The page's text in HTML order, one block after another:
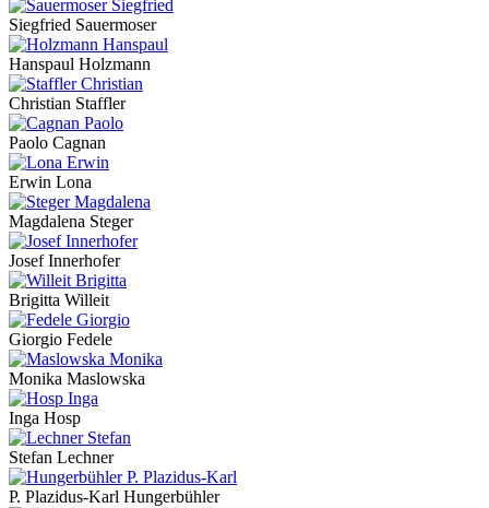
Siegfried Sauermoser
Hanspaul Holzmann
Christian Staffler
Paolo Cagnan
Erwin Lona
Magdalena Steger
Josef Innerhofer
Brigitta Willeit
Giorgio Fedele
Monika Maslowska
Inga Hosp
Stefan Lechner
P. Plazidus-Karl Hungerbühler